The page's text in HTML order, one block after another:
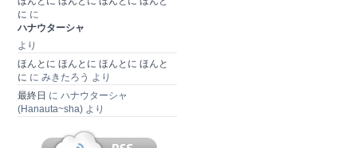
に に
ハナウターシャ
より
ほんとに ほんとに ほんとに ほんと
に に みきたろう より
最終日 に ハナウターシャ
(Hanauta~sha) より